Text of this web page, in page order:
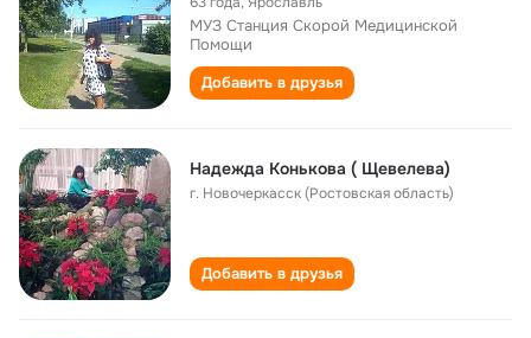
МУЗ Станция Скорой Медицинской
Помощи
Добавить в друзья
Надежда Конькова ( Щевелева)
г. Новочеркасск (Ростовская область)
Добавить в друзья